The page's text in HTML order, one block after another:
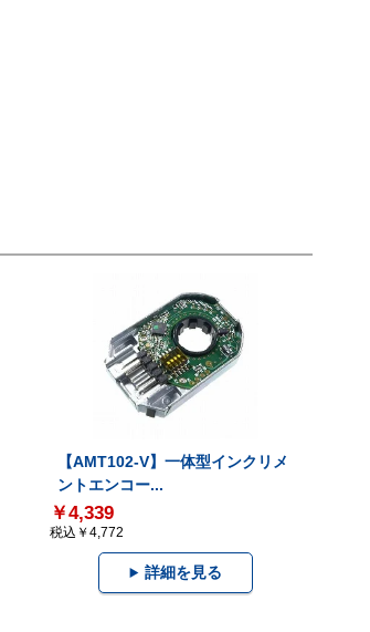
【AMT102-V】一体型インクリメ
ントエンコー...
￥4,339
税込￥4,772
詳細を見る